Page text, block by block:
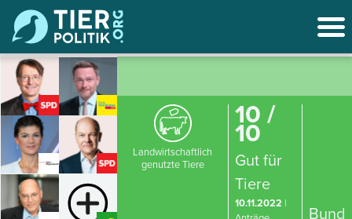
Landwirtschaftlich
genutzte Tiere
10 /
10
Gut für
Tiere
10.11.2022 |
Bund